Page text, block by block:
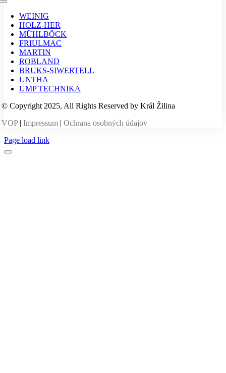
Toggle
NavigationWEINIG
HOLZ-HER
MÜHLBÖCK
FRIULMAC
MARTIN
ROBLAND
BRUKS-SIWERTELL
UNTHA
UMP TECHNIKA
© Copyright 2025, All Rights Reserved by Král Žilina
VOP| Impressum | Ochrana osobných údajov
Page load link